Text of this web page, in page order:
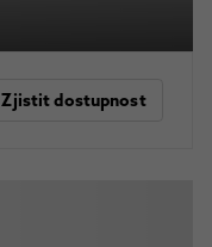
Zjistit dostupnost